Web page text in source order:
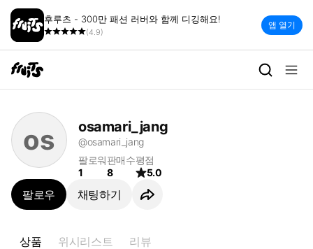
후루츠 - 300만 패션 러버와 함께 디깅해요!
(4.9)
앱 열기
osamari_jang | 빈티지 세컨핸드
os osamari_jang
@osamari_jang
팔로워
1
판매수
8
평점
5.0
팔로우 채팅하기
상품 위시리스트 리뷰